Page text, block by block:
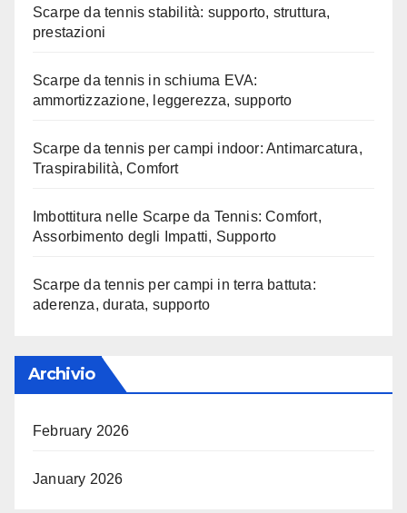
Scarpe da tennis stabilità: supporto, struttura,
prestazioni
Scarpe da tennis in schiuma EVA:
ammortizzazione, leggerezza, supporto
Scarpe da tennis per campi indoor: Antimarcatura,
Traspirabilità, Comfort
Imbottitura nelle Scarpe da Tennis: Comfort,
Assorbimento degli Impatti, Supporto
Scarpe da tennis per campi in terra battuta:
aderenza, durata, supporto
Archivio
February 2026
January 2026